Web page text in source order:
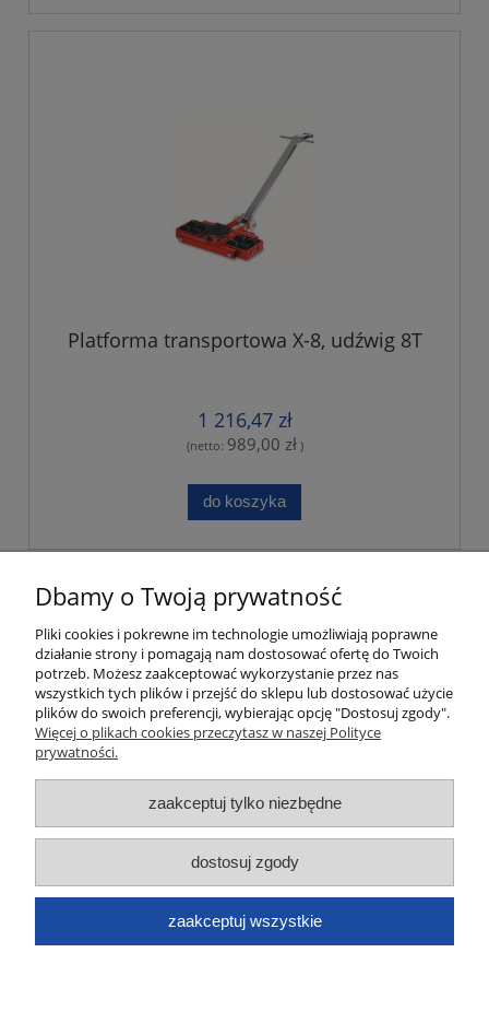
Platforma transportowa X-8, udźwig 8T
1 216,47 zł
(netto: 989,00 zł)
do koszyka
«
Moje konto
Płatności i dostawa
O nas
Dane kontaktowe
Dbamy o Twoją prywatność
Pliki cookies i pokrewne im technologie umożliwiają poprawne
działanie strony i pomagają nam dostosować ofertę do Twoich
potrzeb. Możesz zaakceptować wykorzystanie przez nas
wszystkich tych plików i przejść do sklepu lub dostosować użycie
plików do swoich preferencji, wybierając opcję "Dostosuj zgody".
Więcej o plikach cookies przeczytasz w naszej Polityce
prywatności.
zaakceptuj tylko niezbędne
dostosuj zgody
zaakceptuj wszystkie